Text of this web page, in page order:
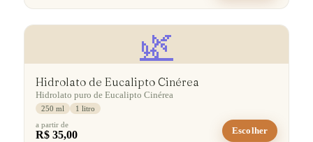
🌿
Hidrolato de Eucalipto Cinérea
Hidrolato puro de Eucalipto Cinérea
250 ml
1 litro
a partir de
R$ 35,00 Escolher